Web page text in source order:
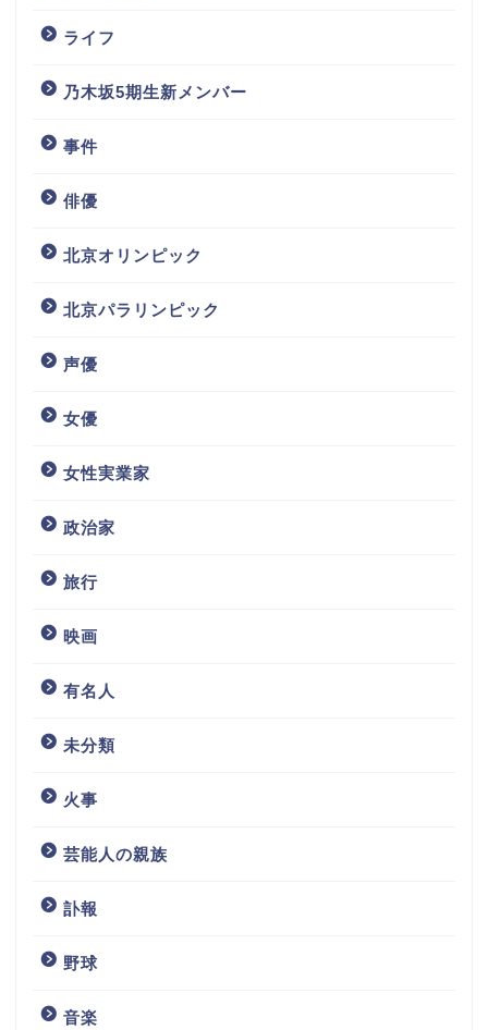
ライフ
乃木坂5期生新メンバー
事件
俳優
北京オリンピック
北京パラリンピック
声優
女優
女性実業家
政治家
旅行
映画
有名人
未分類
火事
芸能人の親族
訃報
野球
音楽